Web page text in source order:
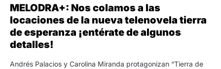
MELODRA+: Nos colamos a las
locaciones de la nueva telenovela tierra
de esperanza ¡entérate de algunos
detalles!
Andrés Palacios y Carolina Miranda protagonizan “Tierra de